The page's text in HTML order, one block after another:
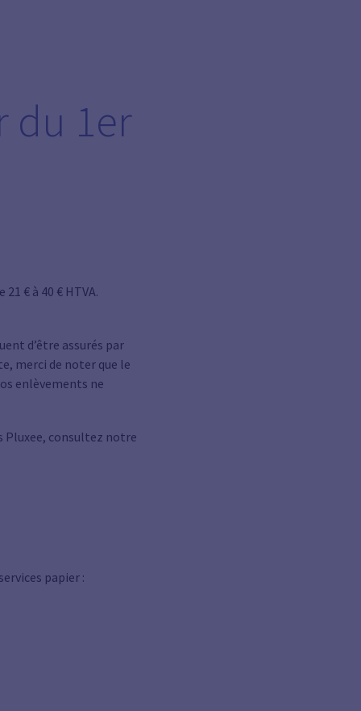
du 1er
€ à 40 € HTVA.
d’être assurés par
merci de noter que le
enlèvements ne
Pluxee, consultez notre
papier :